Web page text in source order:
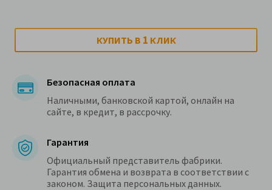
КУПИТЬ В 1 КЛИК
Безопасная оплата
Наличными, банковской картой, онлайн на
сайте, в кредит, в рассрочку.
Гарантия
Официальный представитель фабрики.
Гарантия обмена и возврата в соответствии с
законом. Защита персональных данных.